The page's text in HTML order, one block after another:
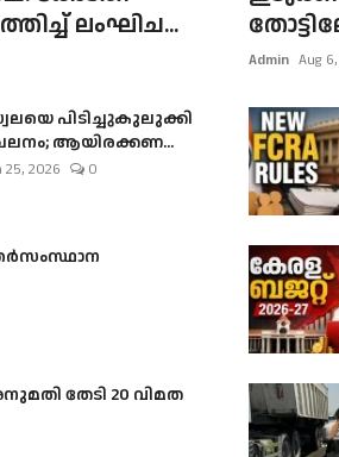
ലംഘിച...
Admin Aug
പിടിച്ചുകുലുക്കി
ആയിരക്കണ...
25, 2026 0
തേടി 20 വിമത